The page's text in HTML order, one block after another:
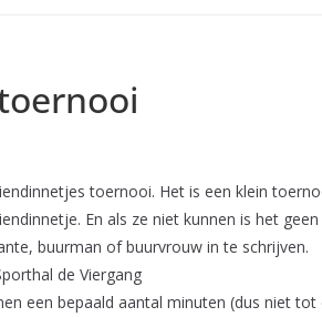
toernooi. Het is een klein
En als ze niet kunnen is het geen
buurman of buurvrouw in te schrijven.
de Viergang
een bepaald aantal minuten (dus niet tot